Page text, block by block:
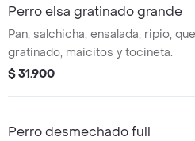
Perro elsa gratinado grande
Pan, salchicha, ensalada, ripio,
gratinado, maicitos y tocineta.
$ 31.900
Perro desmechado full